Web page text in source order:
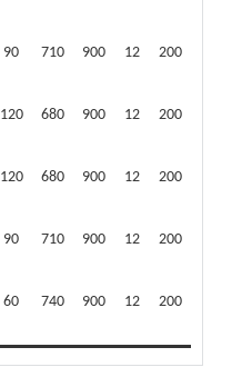
90 710 900 12 200
120 680 900 12 200
120 680 900 12 200
90 710 900 12 200
60 740 900 12 200